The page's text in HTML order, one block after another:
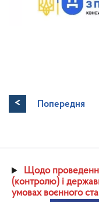
< Попередня
Щодо
(контролю) і
умовах воєнного